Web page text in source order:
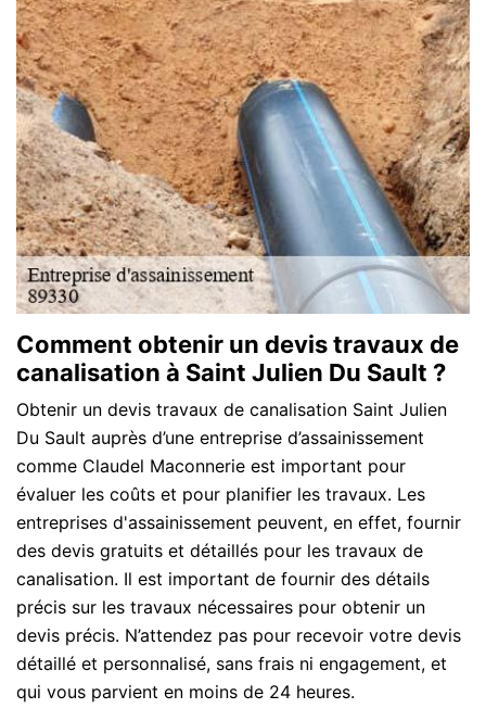
Comment obtenir un devis travaux de
canalisation à Saint Julien Du Sault ?
Obtenir un devis travaux de canalisation Saint Julien
Du Sault auprès d’une entreprise d’assainissement
comme Claudel Maconnerie est important pour
évaluer les coûts et pour planifier les travaux. Les
entreprises d'assainissement peuvent, en effet, fournir
des devis gratuits et détaillés pour les travaux de
canalisation. Il est important de fournir des détails
précis sur les travaux nécessaires pour obtenir un
devis précis. N’attendez pas pour recevoir votre devis
détaillé et personnalisé, sans frais ni engagement, et
qui vous parvient en moins de 24 heures.